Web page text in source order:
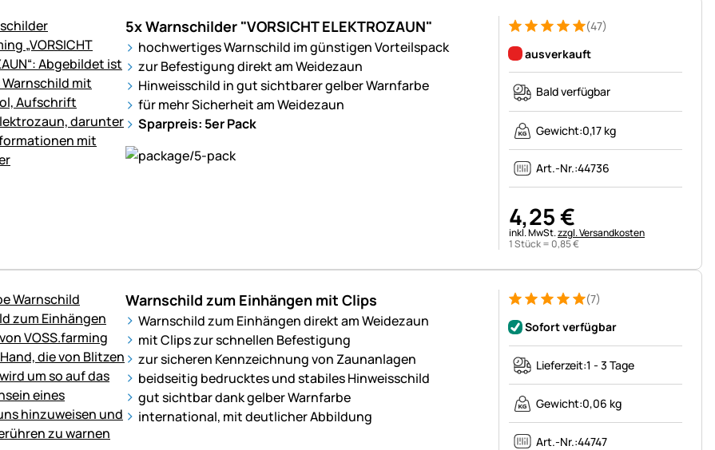
5x Warnschilder "VORSICHT ELEKTROZAUN"
hochwertiges Warnschild im günstigen Vorteilspack
zur Befestigung direkt am Weidezaun
Hinweisschild in gut sichtbarer gelber Warnfarbe
für mehr Sicherheit am Weidezaun
Sparpreis: 5er Pack
Bewertung: 5 von 5 (47 Bewertungen)
47 Bewertungen(47)
ausverkauft
Bald verfügbar
Gewicht:0,17 kg
Art.-Nr.:44736
4,25€
Steuerhinweis:
inkl. MwSt.zzgl. Versandkosten
1 Stück = 0,85€
Warnschild zum Einhängen mit Clips
Warnschild zum Einhängen direkt am Weidezaun
mit Clips zur schnellen Befestigung
zur sicheren Kennzeichnung von Zaunanlagen
beidseitig bedrucktes und stabiles Hinweisschild
gut sichtbar dank gelber Warnfarbe
international, mit deutlicher Abbildung
Bewertung: 5 von 5 (7 Bewertungen)
7 Bewertungen (7)
Sofort verfügbar
Lieferzeit:1 - 3 Tage
Gewicht:0,06 kg
Art.-Nr.:44747